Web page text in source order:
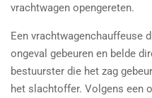
vrachtwagen opengereten.
Een vrachtwagenchauffeuse
ongeval gebeuren en belde
bestuurster die het zag
het slachtoffer. Volgens een